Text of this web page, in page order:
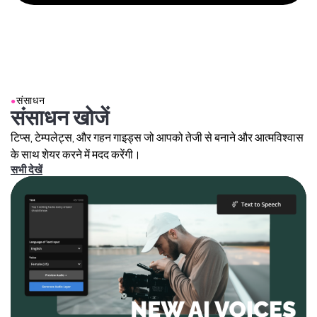
●संसाधन
संसाधन खोजें
टिप्स, टेम्पलेट्स, और गहन गाइड्स जो आपको तेजी से बनाने और आत्मविश्वास
के साथ शेयर करने में मदद करेंगी।
सभी देखें